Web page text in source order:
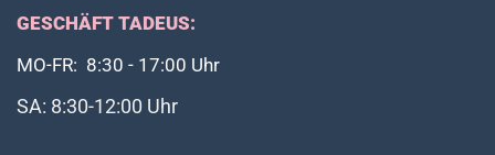
GESCHÄFT TADEUS:
MO-FR: 8:30 - 17:00 Uhr
SA: 8:30-12:00 Uhr